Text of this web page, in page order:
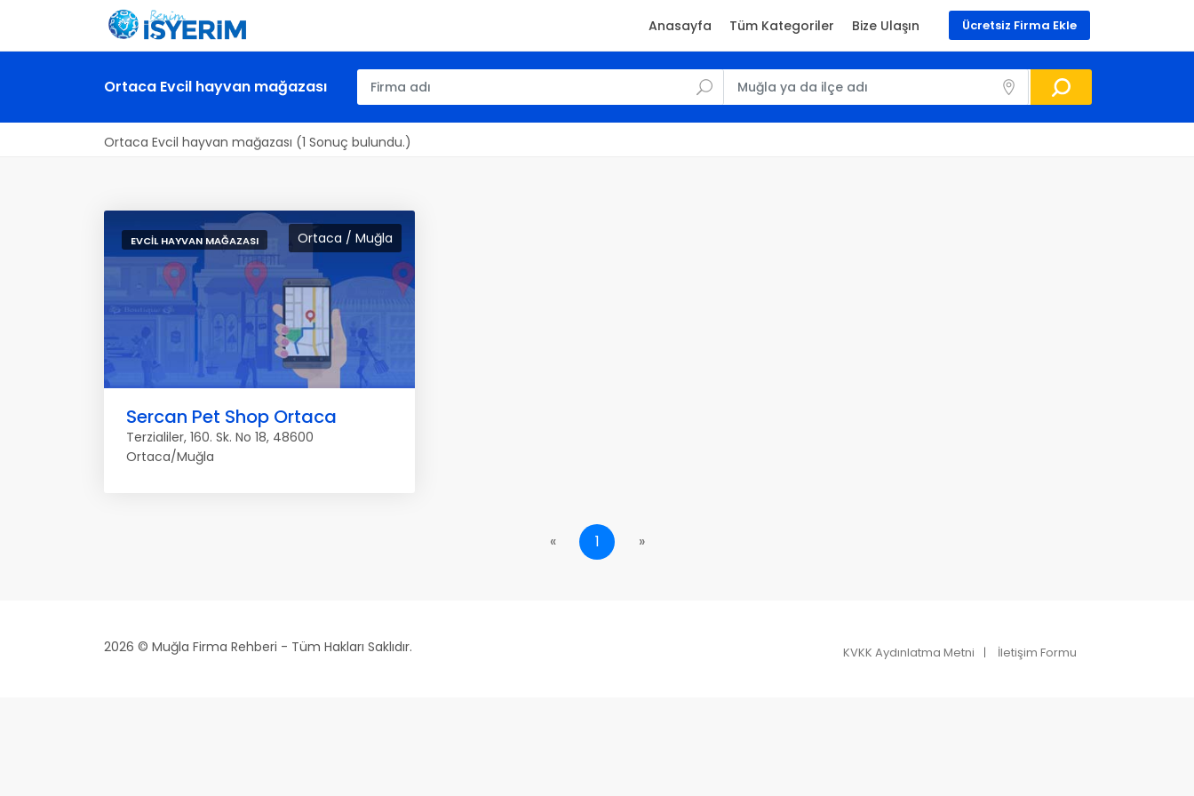
Ücretsiz Firma Ekle
Anasayfa Tüm Kategoriler Bize Ulaşın
Ortaca Evcil hayvan mağazası
Ortaca Evcil hayvan mağazası (1 Sonuç bulundu.)
Ortaca / Muğla
EVCIL HAYVAN MAĞAZASI
Sercan Pet Shop Ortaca
Terzialiler, 160. Sk. No 18, 48600
Ortaca/Muğla
« 1 »
2026 © Muğla Firma Rehberi - Tüm Hakları Saklıdır. KVKK Aydınlatma Metni İletişim Formu